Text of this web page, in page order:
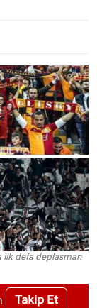
ilk defa deplasman
Takip Et